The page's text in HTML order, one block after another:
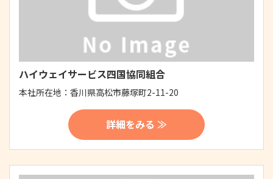
ハイウェイサービス四国協同組合
本社所在地： 香川県高松市藤塚町2-11-20
詳細をみる ≫